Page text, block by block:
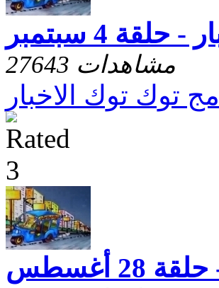
4 سبتمبر
27643 مشاهدات
توك توك الاخبار
أغسطس